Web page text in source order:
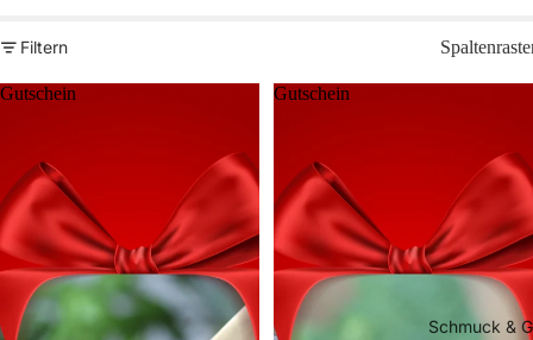
Schmuck &
Filtern
Gutschein Gutschein